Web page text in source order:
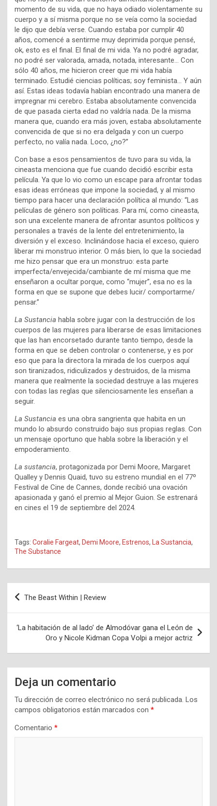
momento de su vida, que no haya odiado violentamente su
cuerpo y a sí misma porque no se veía como la sociedad
le dijo que debía verse. Cuando estaba por cumplir 40
años, comencé a sentirme muy deprimida porque pensé,
ok, esto es el final. El final de mi vida. Ya no podré agradar,
no podré ser valorada, amada, notada, interesante… Con
sólo 40 años, me hicieron creer que mi vida había
terminado. Estudié ciencias políticas; soy feminista… Y aún
así. Estas ideas todavía habían encontrado una manera de
impregnar mi cerebro. Estaba absolutamente convencida
de que pasada cierta edad no valdría nada. De la misma
manera que, cuando era más joven, estaba absolutamente
convencida de que si no era delgada y con un cuerpo
perfecto, no valía nada. Loco, ¿no?”
Con base a esos pensamientos de tuvo para su vida, la
cineasta menciona que fue cuando decidió escribir esta
película. Ya que lo vio como un escape para afrontar todas
esas ideas erróneas que impone la sociedad, y al mismo
tiempo para hacer una declaración política al mundo: “Las
películas de género son políticas. Para mí, como cineasta,
son una excelente manera de afrontar asuntos políticos y
personales a través de la lente del entretenimiento, la
diversión y el exceso. Inclinándose hacia el exceso, quiero
liberar mi monstruo interior. O más bien, lo que la sociedad
me hizo pensar que era un monstruo: esta parte
imperfecta/envejecida/cambiante de mí misma que me
enseñaron a ocultar porque, como “mujer”, esa no es la
forma en que se supone que debes lucir/ comportarme/
pensar.”
La Sustancia habla sobre jugar con la destrucción de los
cuerpos de las mujeres para liberarse de esas limitaciones
que las han encorsetado durante tanto tiempo, desde la
forma en que se deben controlar o contenerse, y es por
eso que para la directora la mirada de los cuerpos aquí
son tiranizados, ridiculizados y destruidos, de la misma
manera que realmente la sociedad destruye a las mujeres
con todas las reglas que silenciosamente les enseñan a
seguir.
La Sustancia es una obra sangrienta que habita en un
mundo lo absurdo construido bajo sus propias reglas. Con
un mensaje oportuno que habla sobre la liberación y el
empoderamiento.
La sustancia, protagonizada por Demi Moore, Margaret
Qualley y Dennis Quaid, tuvo su estreno mundial en el 77º
Festival de Cine de Cannes, donde recibió una ovación
apasionada y ganó el premio al Mejor Guion. Se estrenará
en cines el 19 de septiembre del 2024.
Tags: Coralie Fargeat, Demi Moore, Estrenos, La Sustancia,
The Substance
Navegación
de
entradas
The Beast Within | Review
‘La habitación de al lado’ de Almodóvar gana el León de
Oro y Nicole Kidman Copa Volpi a mejor actriz
Deja un comentario
Tu dirección de correo electrónico no será publicada. Los
campos obligatorios están marcados con *
Comentario *